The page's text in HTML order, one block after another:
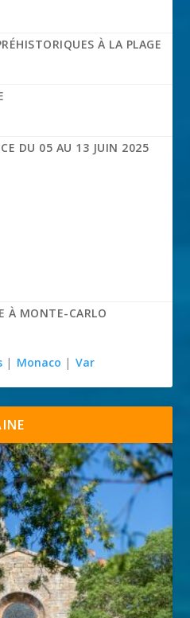
À LA PLAGE
DU 05 AU 13 JUIN 2025
À MONTE-CARLO
| Monaco | Var